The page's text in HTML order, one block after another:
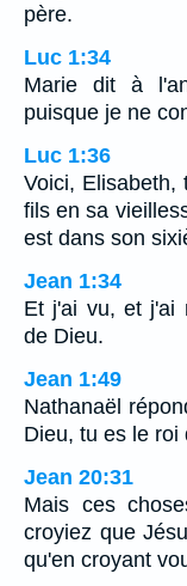
père.
Luc 1:34
Marie dit à
puisque je ne
Luc 1:36
Voici, Elisabeth,
fils en sa
est dans son
Jean 1:34
Et j'ai vu, et j'ai
de Dieu.
Jean 1:49
Nathanaël
Dieu, tu es le roi
Jean 20:31
Mais ces
croyiez que
qu'en croyant